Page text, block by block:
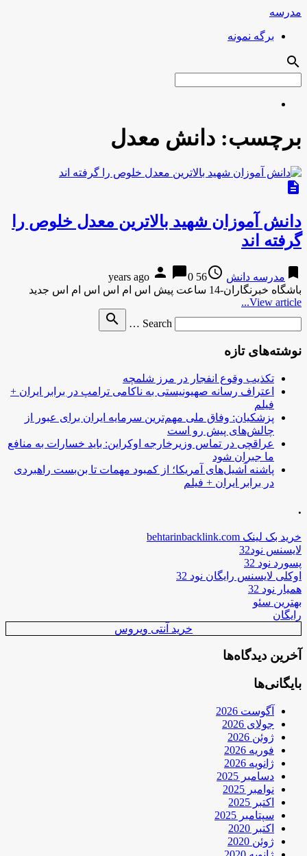
مدرسه
برگه نمونه
search
برچسب: دانش معدل
description
دانش آموزان شهید بالاترین معدل خلوص را
گرفته اند
bookmark مدرسه دانش access_time
56 years ago
person chat_bubble0
باشگاه خبرنگاران-14 ساعت پیش اس ام اس اس ام اس جدید
View article...
Search …
search
نوشته‌های تازه
تکذیب وقوع انفجار در مرز شلمچه
اعتراف رسانه صهیونیستی به ناکامی ترامپ در برابر ایران +
فیلم
پزشکیان: وفاق ملی مهم‌ترین سرمایه ایران برای عبور از
چالش‌های پیش رو است
عراقچی در تماس وزیرخارجه اوکراین: باید خسارات به منافع
ما جبران شود
پاشنه آشیل‌های آمریکا؛ از کمبود مهمات تا بن‌بست راهبردی
در برابر ایران + فیلم
.
خرید بک لینک behtarinbacklink.com
لایسنس نود32
پسورد نود 32
اوکلی لایسنس رایگان نود 32
همیار نود 32
بهترین سئو
رایگان
خرید آنتی ویروس
آخرین دیدگاه‌ها
بایگانی‌ها
آگوست 2026
جولای 2026
ژوئن 2026
فوریه 2026
ژانویه 2026
دسامبر 2025
نوامبر 2025
اکتبر 2025
سپتامبر 2025
اکتبر 2020
ژوئن 2020